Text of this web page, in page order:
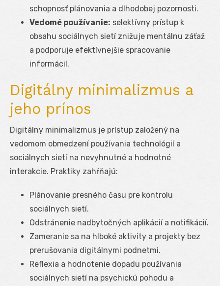
schopnosť plánovania a dlhodobej pozornosti.
Vedomé používanie: selektívny prístup k
obsahu sociálnych sietí znižuje mentálnu záťaž
a podporuje efektívnejšie spracovanie
informácií.
Digitálny minimalizmus a
jeho prínos
Digitálny minimalizmus je prístup založený na
vedomom obmedzení používania technológií a
sociálnych sietí na nevyhnutné a hodnotné
interakcie. Praktiky zahŕňajú:
Plánovanie presného času pre kontrolu
sociálnych sietí.
Odstránenie nadbytočných aplikácií a notifikácií.
Zameranie sa na hlboké aktivity a projekty bez
prerušovania digitálnymi podnetmi.
Reflexia a hodnotenie dopadu používania
sociálnych sietí na psychickú pohodu a